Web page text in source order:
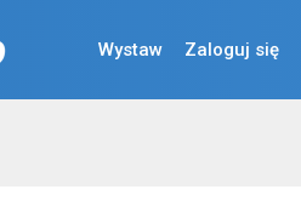
Wystaw Zaloguj się